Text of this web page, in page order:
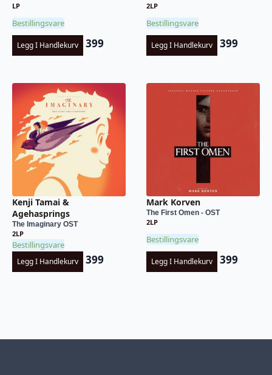
LP
Bestillingsvare
Legg I Handlekurv 399
2LP
Bestillingsvare
Legg I Handlekurv 399
Kenji Tamai &
Agehasprings
The Imaginary OST
2LP
Bestillingsvare
Legg I Handlekurv 399
Mark Korven
The First Omen - OST
2LP
Bestillingsvare
Legg I Handlekurv 399